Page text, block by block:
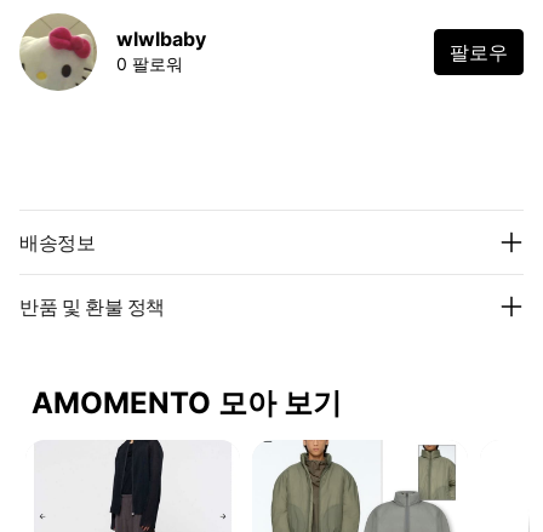
wlwlbaby
0 팔로워 팔로우
배송정보
반품 및 환불 정책
AMOMENTO 모아 보기